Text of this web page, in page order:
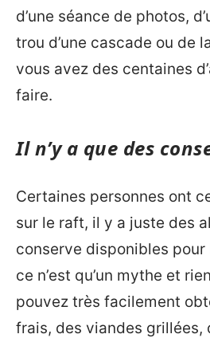
d’une séance de photos,
trou d’une cascade ou de
vous avez des centaines
faire.
Il n’y a que des
Certaines personnes ont
sur le raft, il y a juste des
conserve disponibles
ce n’est qu’un mythe et
pouvez très facilement
frais, des viandes grillées,